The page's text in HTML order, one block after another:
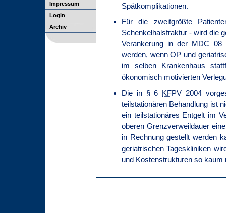
Impressum
Login
Archiv
Spätkomplikationen.
Für die zweitgrößte
Schenkelhalsfraktur - wird die
Verankerung in der MDC 08
werden, wenn OP und
im selben Krankenhaus
ökonomisch motivierten
Die in § 6 KFPV 2004
teilstationären Behandlung ist
ein teilstationäres Entgelt im
oberen Grenzverweildauer
in Rechnung gestellt werden
geriatrischen Tageskliniken
und Kostenstrukturen so kaum